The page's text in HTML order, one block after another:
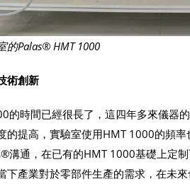
的Palas® HMT 1000
術創新
的時間已經很長了，這四年多來儀器
的提高，實驗室使用HMT 1000的頻
溝通，在已有的HMT 1000基礎上定
下產業對於零部件生產的需求，在未來